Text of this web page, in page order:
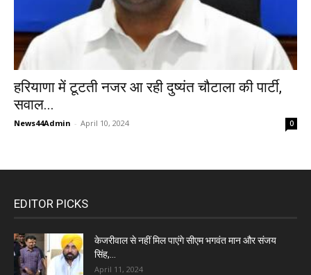
हरियाणा में टूटती नजर आ रही दुष्यंत चौटाला की पार्टी,
सवाल...
News44Admin - April 10, 2024 0
EDITOR PICKS
केजरीवाल से नहीं मिल पाएंगे सीएम भगवंत मान और संजय
सिंह,...
April 11, 2024